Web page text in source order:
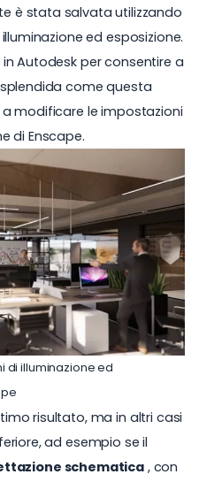
è stata salvata utilizzando
ed esposizione.
Autodesk per consentire a
come questa
modificare le impostazioni
di Enscape.
di illuminazione ed
risultato, ma in altri casi
ad esempio se il
schematica , con